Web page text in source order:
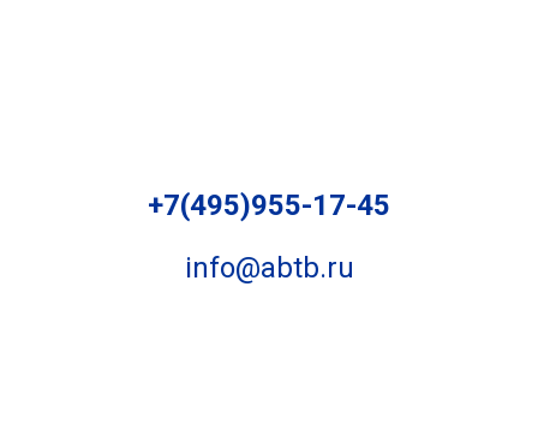
+7(495)955-17-45
info@abtb.ru